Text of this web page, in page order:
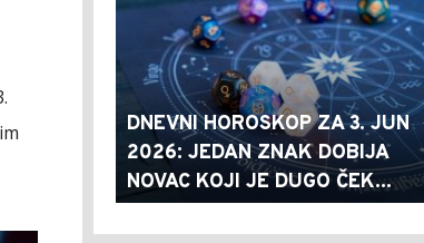
DNEVNI HOROSKOP ZA 3. JUN
2026: JEDAN ZNAK DOBIJA
NOVAC KOJI JE DUGO ČEK...